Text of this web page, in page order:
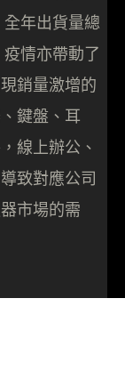
年出貨量總
情亦帶動了
銷量激增的
鍵盤、耳
線上辦公、
致對應公司
市場的需